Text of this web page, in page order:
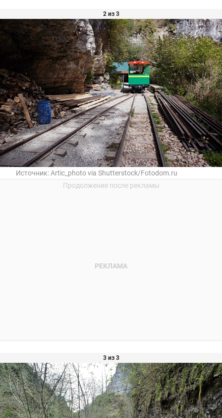
2 из 3
Источник:Artic_photo via Shutterstock/Fotodom.ru
3 из 3